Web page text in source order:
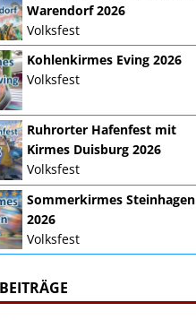
Warendorf 2026
Volksfest
Kohlenkirmes Eving 2026
Volksfest
Ruhrorter Hafenfest mit
Kirmes Duisburg 2026
Volksfest
Sommerkirmes Steinhagen
2026
Volksfest